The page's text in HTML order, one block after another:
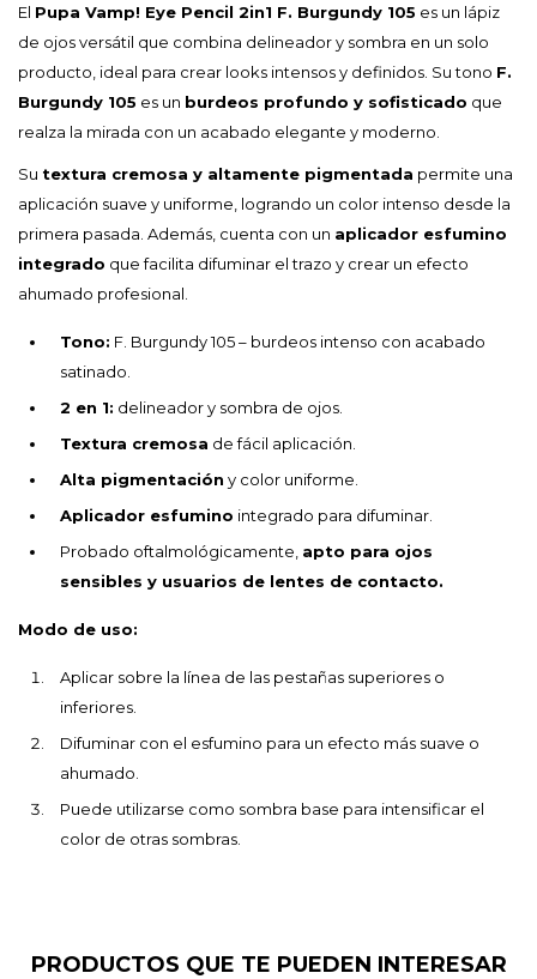
El Pupa Vamp! Eye Pencil 2in1 F. Burgundy 105 es un lápiz
de ojos versátil que combina delineador y sombra en un solo
producto, ideal para crear looks intensos y definidos. Su tono F.
Burgundy 105 es un burdeos profundo y sofisticado que
realza la mirada con un acabado elegante y moderno.
Su textura cremosa y altamente pigmentada permite una
aplicación suave y uniforme, logrando un color intenso desde la
primera pasada. Además, cuenta con un aplicador esfumino
integrado que facilita difuminar el trazo y crear un efecto
ahumado profesional.
Tono: F. Burgundy 105 – burdeos intenso con acabado
satinado.
2 en 1: delineador y sombra de ojos.
Textura cremosa de fácil aplicación.
Alta pigmentación y color uniforme.
Aplicador esfumino integrado para difuminar.
Probado oftalmológicamente, apto para ojos
sensibles y usuarios de lentes de contacto.
Modo de uso:
Aplicar sobre la línea de las pestañas superiores o
inferiores.
Difuminar con el esfumino para un efecto más suave o
ahumado.
Puede utilizarse como sombra base para intensificar el
color de otras sombras.
PRODUCTOS QUE TE PUEDEN INTERESAR